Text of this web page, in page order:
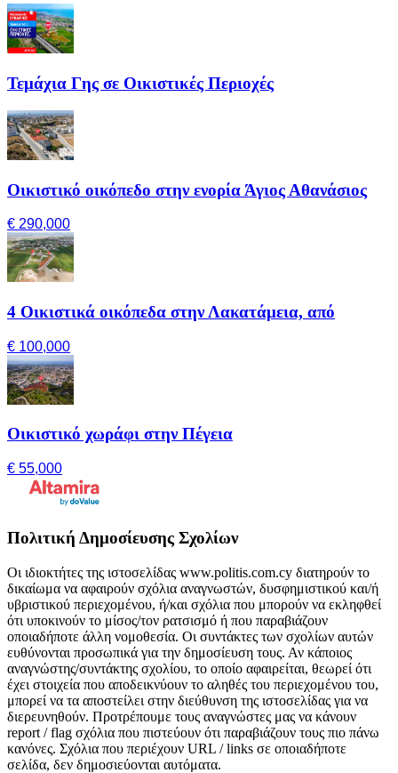
Τεμάχια Γης σε Οικιστικές Περιοχές
Οικιστικό οικόπεδο στην ενορία Άγιος Αθανάσιος
€ 290,000
4 Οικιστικά οικόπεδα στην Λακατάμεια, από
€ 100,000
Οικιστικό χωράφι στην Πέγεια
€ 55,000
Πολιτική Δημοσίευσης Σχολίων
Οι ιδιοκτήτες της ιστοσελίδας www.politis.com.cy διατηρούν το
δικαίωμα να αφαιρούν σχόλια αναγνωστών, δυσφημιστικού και/ή
υβριστικού περιεχομένου, ή/και σχόλια που μπορούν να εκληφθεί
ότι υποκινούν το μίσος/τον ρατσισμό ή που παραβιάζουν
οποιαδήποτε άλλη νομοθεσία. Οι συντάκτες των σχολίων αυτών
ευθύνονται προσωπικά για την δημοσίευση τους. Αν κάποιος
αναγνώστης/συντάκτης σχολίου, το οποίο αφαιρείται, θεωρεί ότι
έχει στοιχεία που αποδεικνύουν το αληθές του περιεχομένου του,
μπορεί να τα αποστείλει στην διεύθυνση της ιστοσελίδας για να
διερευνηθούν. Προτρέπουμε τους αναγνώστες μας να κάνουν
report / flag σχόλια που πιστεύουν ότι παραβιάζουν τους πιο πάνω
κανόνες. Σχόλια που περιέχουν URL / links σε οποιαδήποτε
σελίδα, δεν δημοσιεύονται αυτόματα.